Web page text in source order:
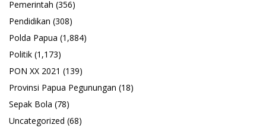
Pemerintah (356)
Pendidikan (308)
Polda Papua (1,884)
Politik (1,173)
PON XX 2021 (139)
Provinsi Papua Pegunungan (18)
Sepak Bola (78)
Uncategorized (68)